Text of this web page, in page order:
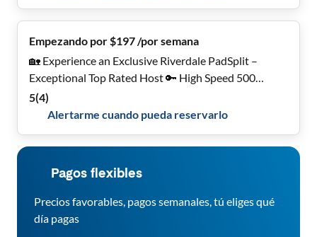
Empezando por $197 /por semana
🏡 Experience an Exclusive Riverdale PadSplit –
Exceptional Top Rated Host 🔑 High Speed 500
MegaByte Wi-Fi! 💡🔒 Secure & Stylish Large
Bedrooms – Exceptional Host Service & All Utilities
Available!
5(4)
Alertarme cuando pueda reservarlo
Pagos flexibles
Precios favorables, pagos semanales, tú eliges qué
día pagas